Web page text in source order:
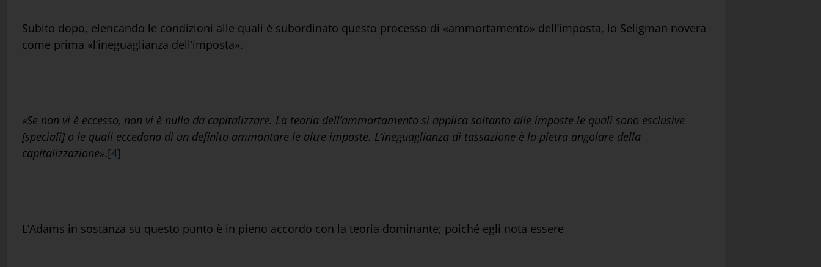
Subito dopo, elencando le condizioni alle quali è subordinato questo processo di «ammortamento» dell’imposta, lo Seligman novera
come prima «l’ineguaglianza dell’imposta».
«Se non vi è eccesso, non vi è nulla da capitalizzare. La teoria dell’ammortamento si applica soltanto alle imposte le quali sono esclusive
[speciali] o le quali eccedono di un definito ammontare le altre imposte. L’ineguaglianza di tassazione è la pietra angolare della
capitalizzazione».[4]
L’Adams in sostanza su questo punto è in pieno accordo con la teoria dominante; poiché egli nota essere